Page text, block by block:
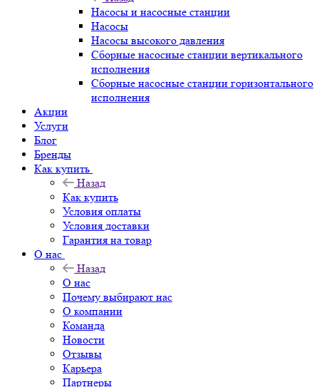
Насосы и насосные станции
Насосы
Насосы высокого давления
Сборные насосные станции вертикального
исполнения
Сборные насосные станции горизонтального
исполнения
Акции
Услуги
Блог
Бренды
Как купить
Назад
Как купить
Условия оплаты
Условия доставки
Гарантия на товар
О нас
Назад
О нас
Почему выбирают нас
О компании
Команда
Новости
Отзывы
Карьера
Партнеры